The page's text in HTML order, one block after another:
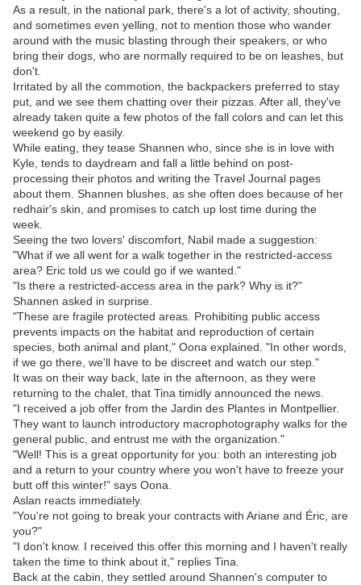
As a result, in the national park, there's a lot of activity, shouting,
and sometimes even yelling, not to mention those who wander
around with the music blasting through their speakers, or who
bring their dogs, who are normally required to be on leashes, but
don't.
Irritated by all the commotion, the backpackers preferred to stay
put, and we see them chatting over their pizzas. After all, they've
already taken quite a few photos of the fall colors and can let this
weekend go by easily.
While eating, they tease Shannen who, since she is in love with
Kyle, tends to daydream and fall a little behind on post-
processing their photos and writing the Travel Journal pages
about them. Shannen blushes, as she often does because of her
redhair's skin, and promises to catch up lost time during the
week.
Seeing the two lovers' discomfort, Nabil made a suggestion:
"What if we all went for a walk together in the restricted-access
area? Eric told us we could go if we wanted."
"Is there a restricted-access area in the park? Why is it?"
Shannen asked in surprise.
"These are fragile protected areas. Prohibiting public access
prevents impacts on the habitat and reproduction of certain
species, both animal and plant," Oona explained. "In other words,
if we go there, we'll have to be discreet and watch our step."
It was on their way back, late in the afternoon, as they were
returning to the chalet, that Tina timidly announced the news.
"I received a job offer from the Jardin des Plantes in Montpellier.
They want to launch introductory macrophotography walks for the
general public, and entrust me with the organization."
"Well! This is a great opportunity for you: both an interesting job
and a return to your country where you won't have to freeze your
butt off this winter!" says Oona.
Aslan reacts immediately.
"You're not going to break your contracts with Ariane and Éric, are
you?"
"I don't know. I received this offer this morning and I haven't really
taken the time to think about it," replies Tina.
Back at the cabin, they settled around Shannen's computer to